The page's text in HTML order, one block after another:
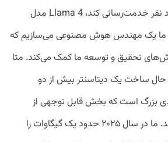
که به بیش از یک میلیارد نفر خدمت‌رسانی کند، Llama 4 مدل
و ما یک مهندس هوش مصنوعی می‌سازیم که
تحقیق و توسعه ما کمک می‌کند. متا
حال ساخت یک دیتاسنتر بیش از دو
بزرگ است که بخش قابل توجهی از
منهتن را پوشش می‌دهد. ما در سال ۲۰۲۵ حدود یک گیگاوات را